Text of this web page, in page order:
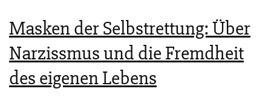
Masken der Selbstrettung: Über
Narzissmus und die Fremdheit
des eigenen Lebens